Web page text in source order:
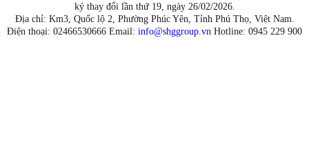
ký thay đổi lần thứ 19, ngày 26/02/2026.
Địa chỉ: Km3, Quốc lộ 2, Phường Phúc Yên, Tỉnh Phú Thọ, Việt Nam.
Điện thoại: 02466530666 Email: info@shggroup.vn Hotline: 0945 229 900